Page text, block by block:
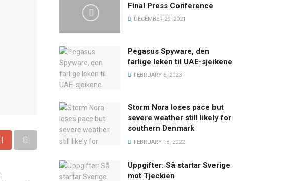
Final Press Conference
DECEMBER 29, 2021
Pegasus Spyware, den
farlige leken til UAE-sjeikene
FEBRUARY 6, 2023
Storm Nora loses pace but
severe weather still likely for
southern Denmark
FEBRUARY 18, 2022
Uppgifter: Så startar Sverige
mot Tjeckien